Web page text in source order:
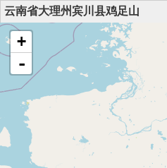
云南省大理州宾川县鸡足山
+
-